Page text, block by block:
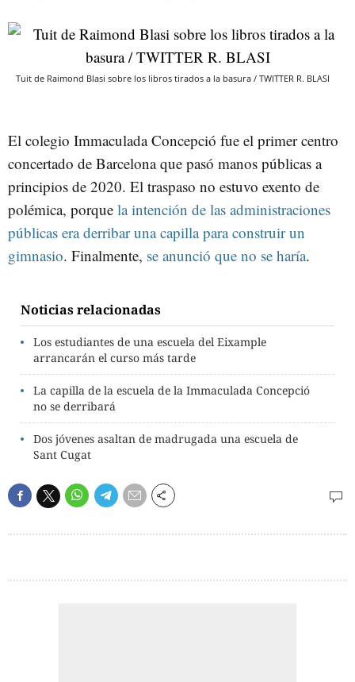
Tuit de Raimond Blasi sobre los libros tirados a la basura / TWITTER R. BLASI
El colegio Immaculada Concepció fue el primer centro
concertado de Barcelona que pasó manos públicas a
principios de 2020. El traspaso no estuvo exento de
polémica, porque la intención de las administraciones
públicas era derribar una capilla para construir un
gimnasio. Finalmente, se anunció que no se haría.
Noticias relacionadas
Los estudiantes de una escuela del Eixample
arrancarán el curso más tarde
La capilla de la escuela de la Immaculada Concepció
no se derribará
Dos jóvenes asaltan de madrugada una escuela de
Sant Cugat